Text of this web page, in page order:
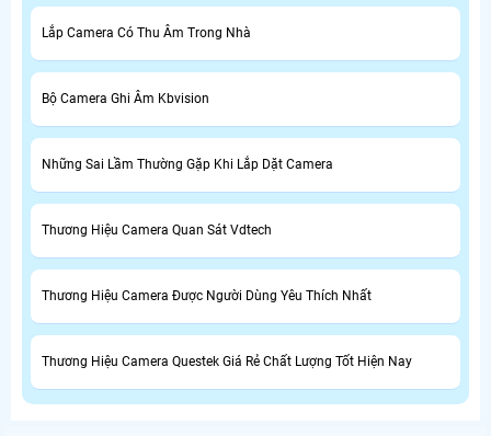
Lắp Camera Có Thu Âm Trong Nhà
Bộ Camera Ghi Âm Kbvision
Những Sai Lầm Thường Gặp Khi Lắp Dặt Camera
Thương Hiệu Camera Quan Sát Vdtech
Thương Hiệu Camera Được Người Dùng Yêu Thích Nhất
Thương Hiệu Camera Questek Giá Rẻ Chất Lượng Tốt Hiện Nay